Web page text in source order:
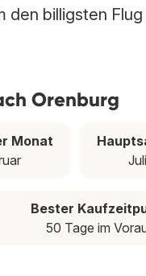
den billigsten
Orenburg
Monat
Juli
Bester
50 Tage im